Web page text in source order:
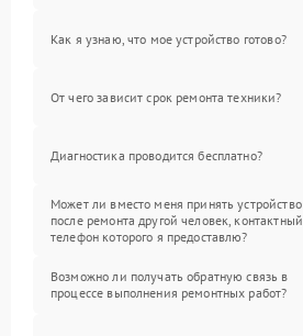
Как я узнаю, что мое устройство готово?
От чего зависит срок ремонта техники?
Диагностика проводится бесплатно?
Может ли вместо меня принять устройство
после ремонта другой человек, контактный
телефон которого я предоставлю?
Возможно ли получать обратную связь в
процессе выполнения ремонтных работ?